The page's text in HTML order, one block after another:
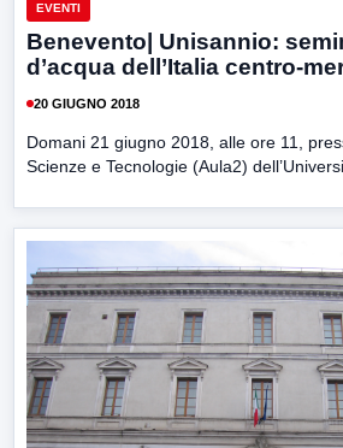
EVENTI
Benevento| Unisannio:
d’acqua dell’Italia centro-
20 GIUGNO 2018
Domani 21 giugno 2018, alle ore 11,
Scienze e Tecnologie (Aula2)